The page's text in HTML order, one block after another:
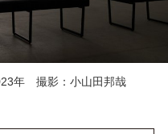
年 撮影：小山田邦哉